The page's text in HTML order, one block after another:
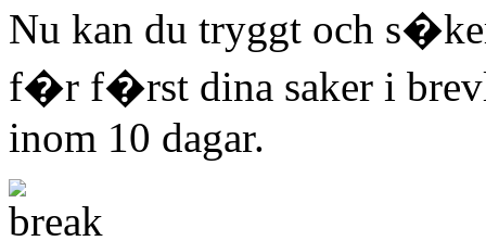
Nu kan du tryggt och
f�r f�rst dina saker i
inom 10 dagar.